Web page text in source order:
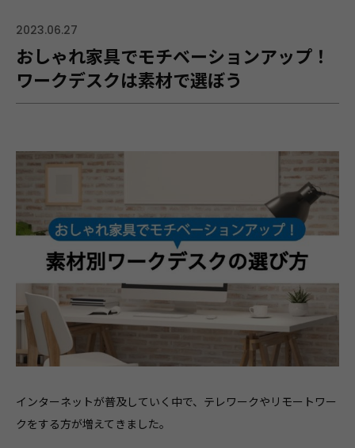
2023.06.27
おしゃれ家具でモチベーションアップ！
ワークデスクは素材で選ぼう
インターネットが普及していく中で、テレワークやリモートワー
クをする方が増えてきました。